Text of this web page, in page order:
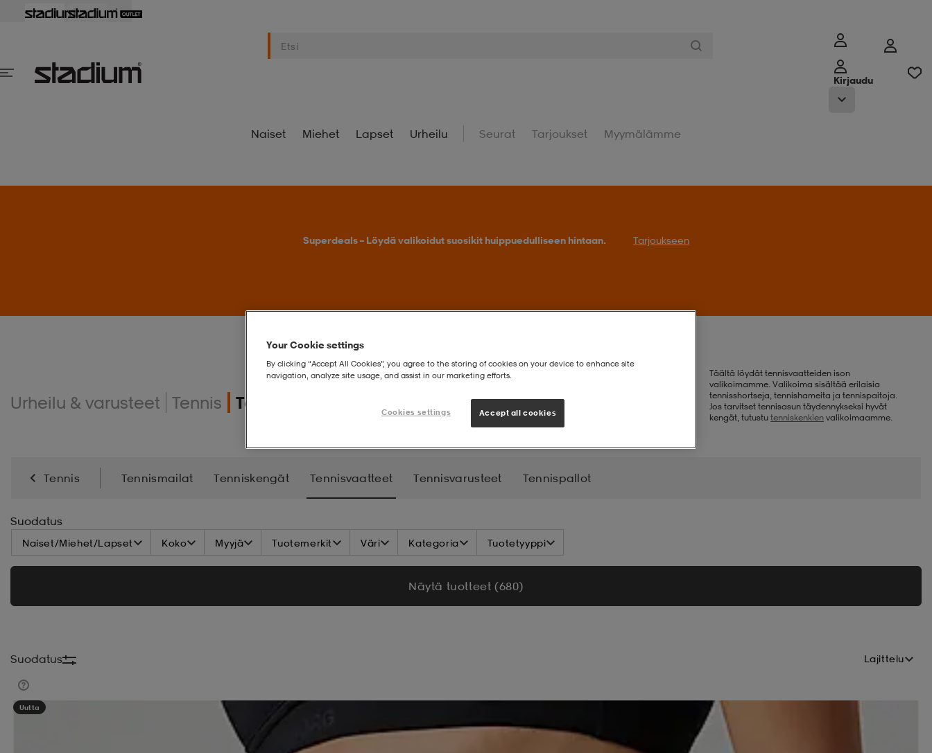
Kirjaudu
Naiset Miehet Lapset Urheilu Seurat Tarjoukset Myymälämme
Superdeals – Löydä valikoidut suosikit huippuedulliseen hintaan. Tarjoukseen
Urheilu & varusteet Tennis Tennisvaatteet
Täältä löydät tennisvaatteiden ison
valikoimamme. Valikoima sisältää erilaisia
tennisshortseja, tennishameita ja tennispaitoja.
Jos tarvitset tennisasun täydennykseksi hyvät
kengät, tutustu tenniskenkien valikoimaamme.
Tennis Tennismailat Tenniskengät Tennisvaatteet Tennisvarusteet Tennispallot
Suodatus
Naiset/Miehet/Lapset Koko Myyjä Tuotemerkit Väri Kategoria Tuotetyyppi
Näytä tuotteet (680)
Suodatus Lajittelu
Uutta
Your Cookie settings
By clicking “Accept All Cookies”, you agree to the storing of cookies on your device to enhance site
navigation, analyze site usage, and assist in our marketing efforts.
Cookies settings Accept all cookies